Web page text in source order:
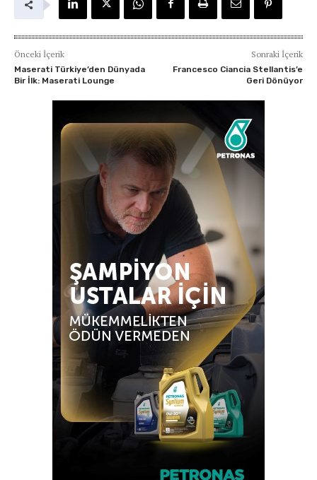
Önceki İçerik
Maserati Türkiye’den Dünyada
Bir İlk: Maserati Lounge
Sonraki İçerik
Francesco Ciancia Stellantis’e
Geri Dönüyor